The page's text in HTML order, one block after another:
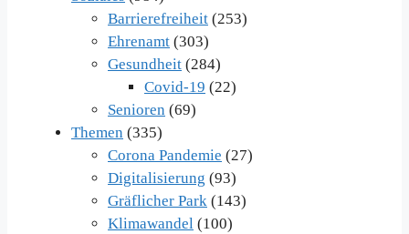
Barrierefreiheit (253)
Ehrenamt (303)
Gesundheit (284)
Covid-19 (22)
Senioren (69)
Themen (335)
Corona Pandemie (27)
Digitalisierung (93)
Gräflicher Park (143)
Klimawandel (100)